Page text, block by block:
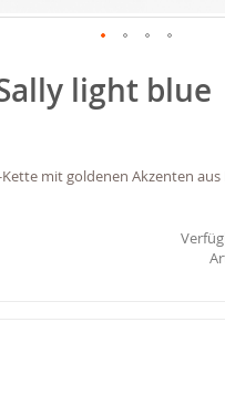
light blue
mit goldenen Akzenten aus